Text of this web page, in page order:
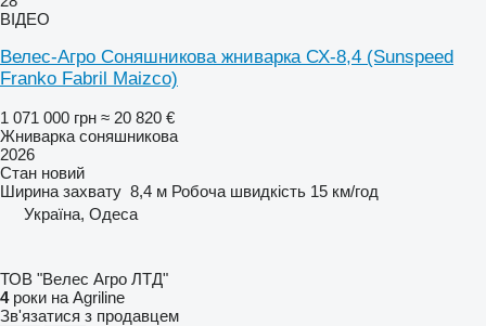
ВІДЕО
Велес-Агро Соняшникова жниварка СХ-8,4 (Sunspeed
Franko Fabril Maizco)
1 071 000 грн ≈ 20 820 €
Жниварка соняшникова
2026
Стан новий
Ширина захвату 8,4 м Робоча швидкість 15 км/год
Україна, Одеса
ТОВ "Велес Агро ЛТД"
4роки на Agriline
Зв'язатися з продавцем